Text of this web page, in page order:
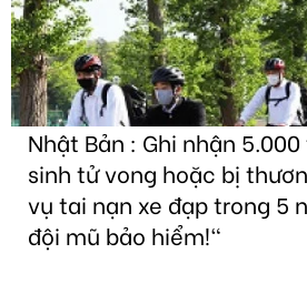
Nhật Bản : Ghi nhận
sinh tử vong hoặc bị
vụ tai nạn xe đạp trong 5
đội mũ bảo hiểm!"